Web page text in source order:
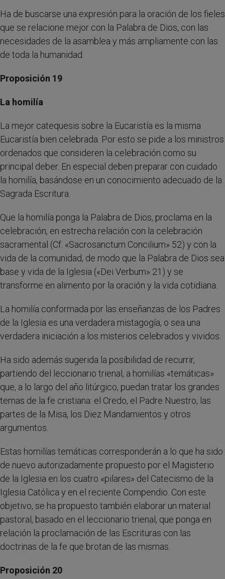
Ha de buscarse una expresión para la oración de los fieles
que se relacione mejor con la Palabra de Dios, con las
necesidades de la asamblea y más ampliamente con las
de toda la humanidad.
Proposición 19
La homilía
La mejor catequesis sobre la Eucaristía es la misma
Eucaristía bien celebrada. Por esto se pide a los ministros
ordenados que consideren la celebración como su
principal deber. En especial deben preparar con cuidado
la homilía, basándose en un conocimiento adecuado de la
Sagrada Escritura.
Que la homilía ponga la Palabra de Dios, proclama en la
celebración, en estrecha relación con la celebración
sacramental (Cf. «Sacrosanctum Concilium» 52) y con la
vida de la comunidad, de modo que la Palabra de Dios sea
base y vida de la Iglesia («Dei Verbum» 21) y se
transforme en alimento por la oración y la vida cotidiana.
La homilía conformada por las enseñanzas de los Padres
de la Iglesia es una verdadera mistagogía, o sea una
verdadera iniciación a los misterios celebrados y vividos.
Ha sido además sugerida la posibilidad de recurrir,
partiendo del leccionario trienal, a homilías «temáticas»
que, a lo largo del año litúrgico, puedan tratar los grandes
temas de la fe cristiana: el Credo, el Padre Nuestro, las
partes de la Misa, los Diez Mandamientos y otros
argumentos.
Estas homilías temáticas corresponderán a lo que ha sido
de nuevo autorizadamente propuesto por el Magisterio
de la Iglesia en los cuatro «pilares» del Catecismo de la
Iglesia Católica y en el reciente Compendio. Con este
objetivo, se ha propuesto también elaborar un material
pastoral, basado en el leccionario trienal, que ponga en
relación la proclamación de las Escrituras con las
doctrinas de la fe que brotan de las mismas.
Proposición 20